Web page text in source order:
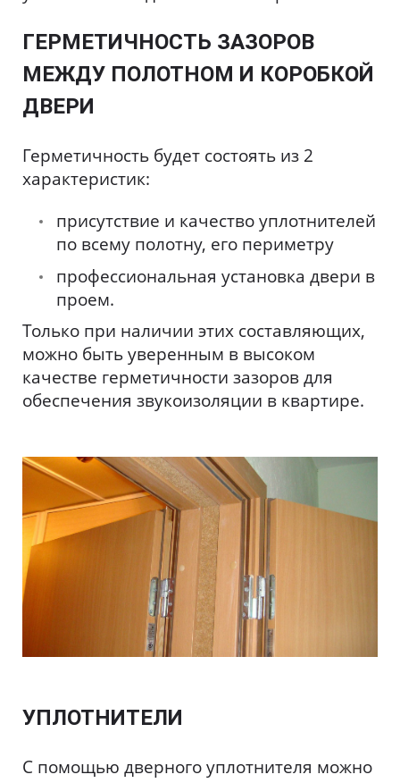
ГЕРМЕТИЧНОСТЬ ЗАЗОРОВ
МЕЖДУ ПОЛОТНОМ И КОРОБКОЙ
ДВЕРИ
Герметичность будет состоять из 2
характеристик:
присутствие и качество уплотнителей
по всему полотну, его периметру
профессиональная установка двери в
проем.
Только при наличии этих составляющих,
можно быть уверенным в высоком
качестве герметичности зазоров для
обеспечения звукоизоляции в квартире.
УПЛОТНИТЕЛИ
С помощью дверного уплотнителя можно